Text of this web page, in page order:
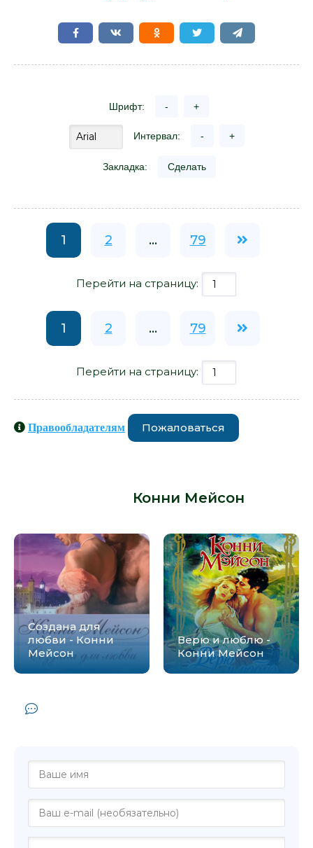
Шрифт: - +
Интервал: - +
Закладка: Сделать
1 2 ... 79
Перейти на страницу:
1 2 ... 79
Перейти на страницу:
Правообладателям Пожаловаться
Конни Мейсон
Создана для
любви - Конни
Мейсон
Верю и люблю -
Конни Мейсон